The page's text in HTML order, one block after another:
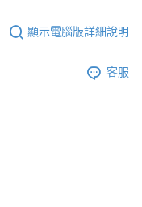
人之同意方可使用
若發現惡意使用之情形，
度並採取法律行動。
顯示電腦版詳細說明
客服